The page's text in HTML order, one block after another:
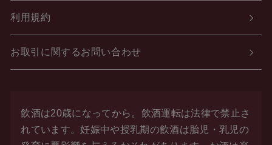
利用規約
お取引に関するお問い合わせ
飲酒は20歳になってから。飲酒運転は法律で禁止さ
れています。妊娠中や授乳期の飲酒は胎児・乳児の